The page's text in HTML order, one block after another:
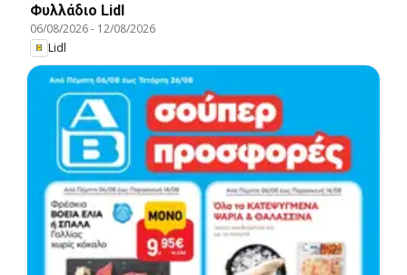
Φυλλάδιο Lidl
06/08/2026- 12/08/2026
Lidl